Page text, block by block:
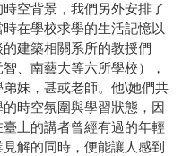
空背景，我們另外安排了
在學校求學的生活記憶以
建築相關系所的教授們
、南藝大等六所學校），
妹，甚或老師。他\她們共
時空氛圍與學習狀態，因
上的講者曾經有過的年輕
解的同時，便能讓人感到